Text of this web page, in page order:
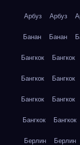
Арбуз Арбуз
Банан Банан
Бангкок Бангкок
Бангкок Бангкок
Бангкок Бангкок
Бангкок Бангкок
Берлин Берлин